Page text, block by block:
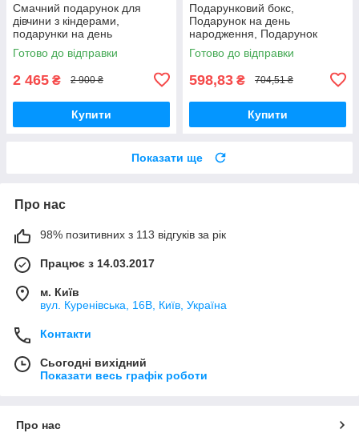
Смачний подарунок для
дівчини з кіндерами,
подарунки на день
народження, доньці, коханій,
солодкий подарунок
Готово до відправки
2 465 ₴ 2 900 ₴
Купити
Подарунковий бокс,
Подарунок на день
народження, Подарунок
дівчині, Подарунок мамі,
Подарунок дружині
Готово до відправки
598,83 ₴ 704,51 ₴
Купити
Показати ще
Про нас
98% позитивних з 113 відгуків за рік
Працює з 14.03.2017
м. Київ
вул. Куренівська, 16В, Київ, Україна
Контакти
Сьогодні вихідний
Показати весь графік роботи
Про нас